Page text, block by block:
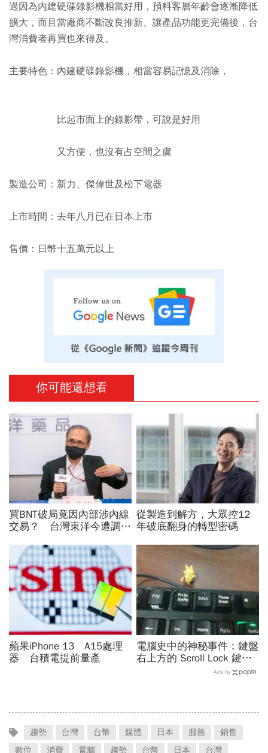
過因為內建硬碟錄影機相當好用，預料客層年齡會逐漸降低
擴大，而且當廠商不斷改良推新、讓產品功能更完備後，台
灣消費者再買也來得及。
主要特色：內建硬碟錄影機，相當容易記憶及消除，
比起市面上的錄影帶，可說是好用
又方便，也沒有占空間之虞
製造公司：新力、傑偉世及松下電器
上市時間：去年八月已在日本上市
售價：日幣十五萬元以上
你可能還想看
買BNT破局竟因內部涉內線
交易？ 台灣東洋今遭調查
從製造到解方，大眾控12
年破底翻身的轉型密碼
蘋果iPhone 13 A15處理
器 台積電提前量產
電腦史中的神秘事件：鍵盤
右上方的 Scroll Lock 鍵到
底可以拿來幹嘛？Ads by
趨勢 台灣 台幣 媒體 日本 服務
銷售
數位
消費 電腦 趨勢 台幣 日本 台灣